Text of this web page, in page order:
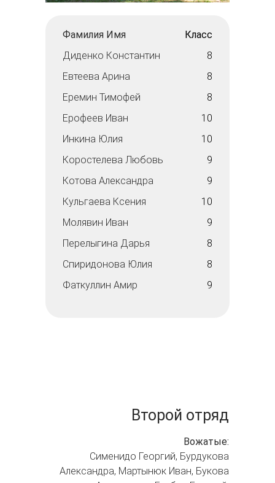
Фамилия Имя
Диденко Константин
Евтеева Арина
Еремин Тимофей
Ерофеев Иван
Инкина Юлия
Коростелева Любовь
Котова Александра
Кульгаева Ксения
Молявин Иван
Перелыгина Дарья
Спиридонова Юлия
Фаткуллин Амир
Класс
8
8
8
10
10
9
9
10
9
8
8
9
Второй отряд
Вожатые:
Сименидо Георгий, Бурдукова
Александра, Мартынюк Иван, Букова